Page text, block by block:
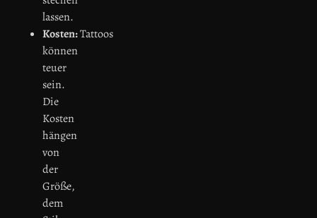
lassen.
Kosten:Tattoos
können
teuer
sein.
Die
Kosten
hängen
von
der
Größe,
dem